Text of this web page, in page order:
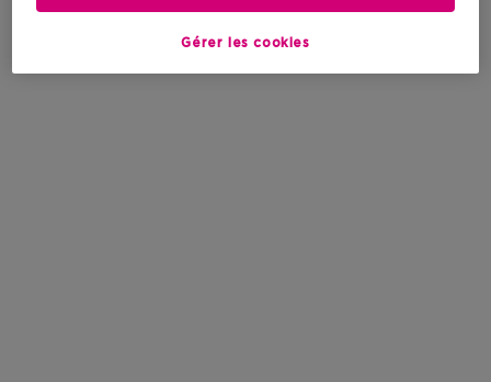
Gérer les cookies